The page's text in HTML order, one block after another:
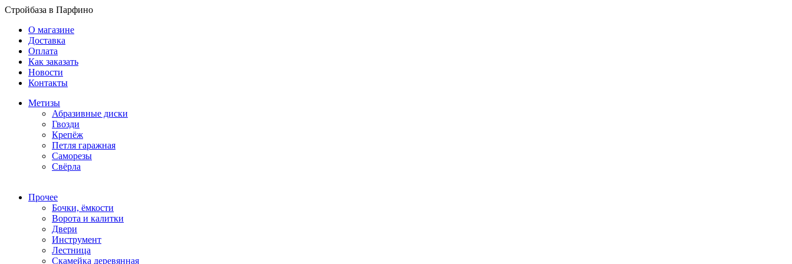
Стройбаза в Парфино
О магазине
Доставка
Оплата
Как заказать
Новости
Контакты
Метизы
Абразивные диски
Гвозди
Крепёж
Петля гаражная
Саморезы
Свёрла
Прочее
Бочки, ёмкости
Ворота и калитки
Двери
Инструмент
Лестница
Скамейка деревянная